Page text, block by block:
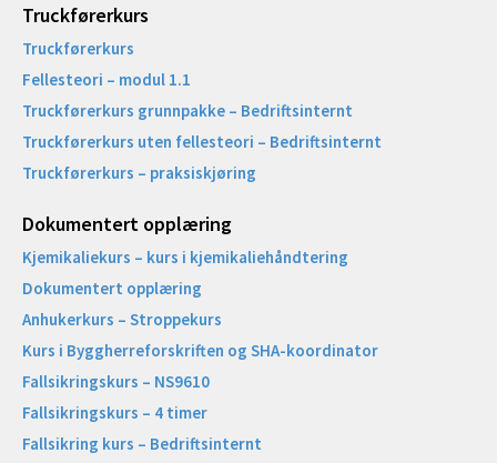
Truckførerkurs
Truckførerkurs
Fellesteori – modul 1.1
Truckførerkurs grunnpakke – Bedriftsinternt
Truckførerkurs uten fellesteori – Bedriftsinternt
Truckførerkurs – praksiskjøring
Dokumentert opplæring
Kjemikaliekurs – kurs i kjemikaliehåndtering
Dokumentert opplæring
Anhukerkurs – Stroppekurs
Kurs i Byggherreforskriften og SHA-koordinator
Fallsikringskurs – NS9610
Fallsikringskurs – 4 timer
Fallsikring kurs – Bedriftsinternt